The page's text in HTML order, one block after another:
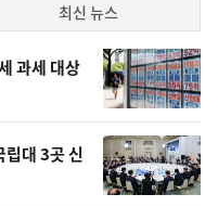
최신 뉴스
과세 대상
대 3곳 신